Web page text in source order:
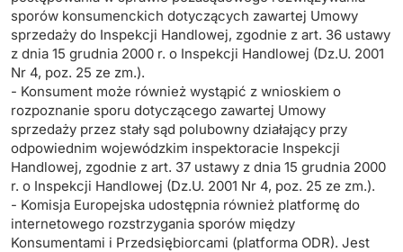
sporów konsumenckich dotyczących zawartej Umowy
sprzedaży do Inspekcji Handlowej, zgodnie z art. 36 ustawy
z dnia 15 grudnia 2000 r. o Inspekcji Handlowej (Dz.U. 2001
Nr 4, poz. 25 ze zm.).
- Konsument może również wystąpić z wnioskiem o
rozpoznanie sporu dotyczącego zawartej Umowy
sprzedaży przez stały sąd polubowny działający przy
odpowiednim wojewódzkim inspektoracie Inspekcji
Handlowej, zgodnie z art. 37 ustawy z dnia 15 grudnia 2000
r. o Inspekcji Handlowej (Dz.U. 2001 Nr 4, poz. 25 ze zm.).
- Komisja Europejska udostępnia również platformę do
internetowego rozstrzygania sporów między
Konsumentami i Przedsiębiorcami (platforma ODR). Jest